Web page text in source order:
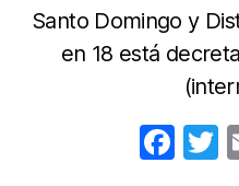
Santo Domingo y
en 18 está
F